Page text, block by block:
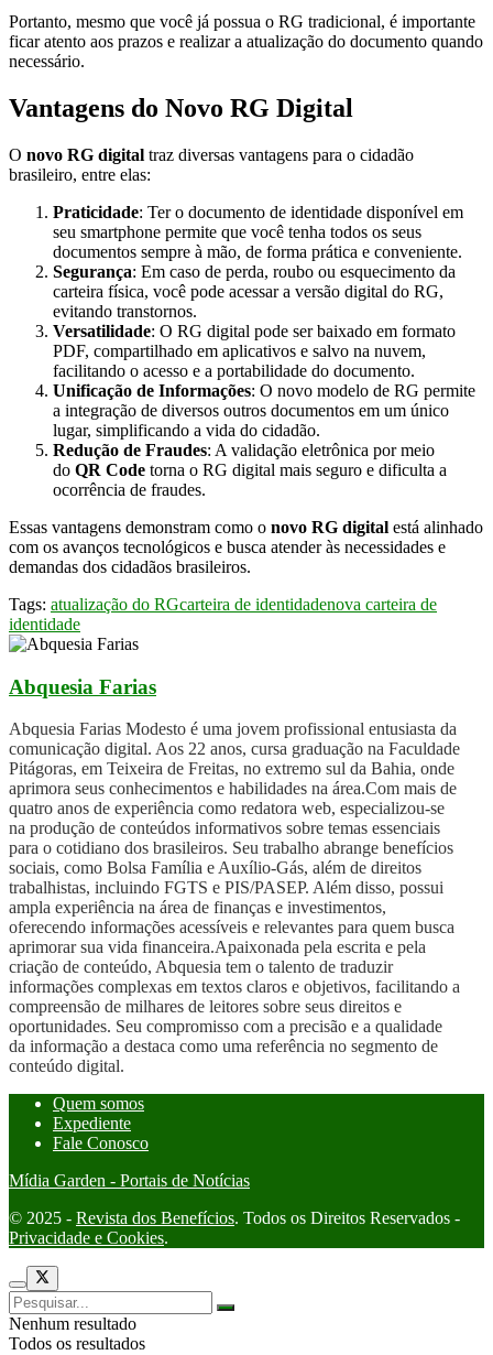
Portanto, mesmo que você já possua o RG tradicional, é importante
ficar atento aos prazos e realizar a atualização do documento quando
necessário.
Vantagens do Novo RG Digital
O novo RG digital traz diversas vantagens para o cidadão
brasileiro, entre elas:
Praticidade: Ter o documento de identidade disponível em
seu smartphone permite que você tenha todos os seus
documentos sempre à mão, de forma prática e conveniente.
Segurança: Em caso de perda, roubo ou esquecimento da
carteira física, você pode acessar a versão digital do RG,
evitando transtornos.
Versatilidade: O RG digital pode ser baixado em formato
PDF, compartilhado em aplicativos e salvo na nuvem,
facilitando o acesso e a portabilidade do documento.
Unificação de Informações: O novo modelo de RG permite
a integração de diversos outros documentos em um único
lugar, simplificando a vida do cidadão.
Redução de Fraudes: A validação eletrônica por meio
do QR Code torna o RG digital mais seguro e dificulta a
ocorrência de fraudes.
Essas vantagens demonstram como o novo RG digital está alinhado
com os avanços tecnológicos e busca atender às necessidades e
demandas dos cidadãos brasileiros.
Tags: atualização do RGcarteira de identidadenova carteira de
identidade
Abquesia Farias
Abquesia Farias Modesto é uma jovem profissional entusiasta da
comunicação digital. Aos 22 anos, cursa graduação na Faculdade
Pitágoras, em Teixeira de Freitas, no extremo sul da Bahia, onde
aprimora seus conhecimentos e habilidades na área.Com mais de
quatro anos de experiência como redatora web, especializou-se
na produção de conteúdos informativos sobre temas essenciais
para o cotidiano dos brasileiros. Seu trabalho abrange benefícios
sociais, como Bolsa Família e Auxílio-Gás, além de direitos
trabalhistas, incluindo FGTS e PIS/PASEP. Além disso, possui
ampla experiência na área de finanças e investimentos,
oferecendo informações acessíveis e relevantes para quem busca
aprimorar sua vida financeira.Apaixonada pela escrita e pela
criação de conteúdo, Abquesia tem o talento de traduzir
informações complexas em textos claros e objetivos, facilitando a
compreensão de milhares de leitores sobre seus direitos e
oportunidades. Seu compromisso com a precisão e a qualidade
da informação a destaca como uma referência no segmento de
conteúdo digital.
Quem somos
Expediente
Fale Conosco
Mídia Garden - Portais de Notícias
© 2025 - Revista dos Benefícios. Todos os Direitos Reservados -
Privacidade e Cookies.
Nenhum resultado
Todos os resultados